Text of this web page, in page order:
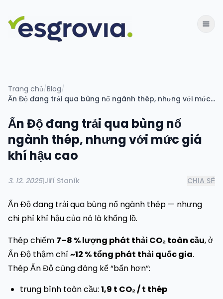
Trang chủ/Blog/
Ấn Độ đang trải qua bùng nổ ngành thép, nhưng với mức giá khí hậu cao
Ấn Độ đang trải qua bùng nổ
ngành thép, nhưng với mức giá
khí hậu cao
3. 12. 2025|Jiří Staník CHIA SẺ
Ấn Độ đang trải qua bùng nổ ngành thép — nhưng
chi phí khí hậu của nó là khổng lồ.
Thép chiếm 7–8 % lượng phát thải CO₂ toàn cầu, ở
Ấn Độ thậm chí~12 % tổng phát thải quốc gia.
Thép Ấn Độ cũng đáng kể “bẩn hơn”:
trung bình toàn cầu: 1,9 t CO₂ / t thép